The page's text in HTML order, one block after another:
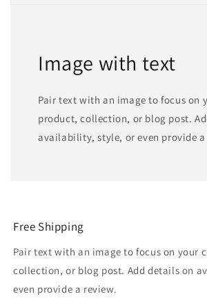
Image with text
Pair text with an image to focus on
product, collection, or blog post.
availability, style, or even provide a
Free Shipping
Pair text with an image to focus on your
collection, or blog post. Add details on
even provide a review.